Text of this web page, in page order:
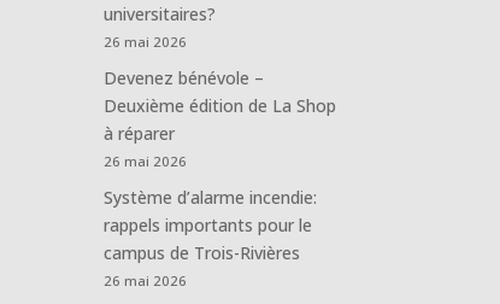
universitaires?
26 mai 2026
Devenez bénévole –
Deuxième édition de La Shop
à réparer
26 mai 2026
Système d’alarme incendie:
rappels importants pour le
campus de Trois-Rivières
26 mai 2026